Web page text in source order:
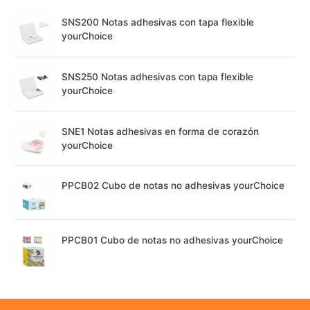
SNS200 Notas adhesivas con tapa flexible
yourChoice
SNS250 Notas adhesivas con tapa flexible
yourChoice
SNE1 Notas adhesivas en forma de corazón
yourChoice
PPCB02 Cubo de notas no adhesivas yourChoice
PPCB01 Cubo de notas no adhesivas yourChoice